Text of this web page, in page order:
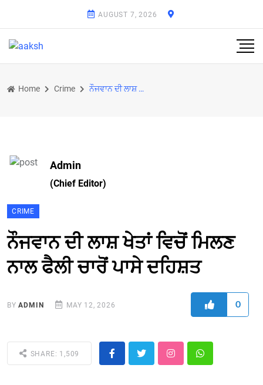
AUGUST 7, 2026
Home Crime ਨੌਜਵਾਨ ਦੀ ਲਾਸ਼ ਖੇਤਾਂ ਵਿਚੋਂ ਮਿਲਣ ਨਾਲ ਫੈਲੀ ਚਾਰੋਂ ਪਾਸੇ ਦਹਿਸ਼ਤ
Admin
(Chief Editor)
CRIME
ਨੌਜਵਾਨ ਦੀ ਲਾਸ਼ ਖੇਤਾਂ ਵਿਚੋਂ ਮਿਲਣ
ਨਾਲ ਫੈਲੀ ਚਾਰੋਂ ਪਾਸੇ ਦਹਿਸ਼ਤ
BYADMIN MAY 12, 2026 0
SHARE: 1,509